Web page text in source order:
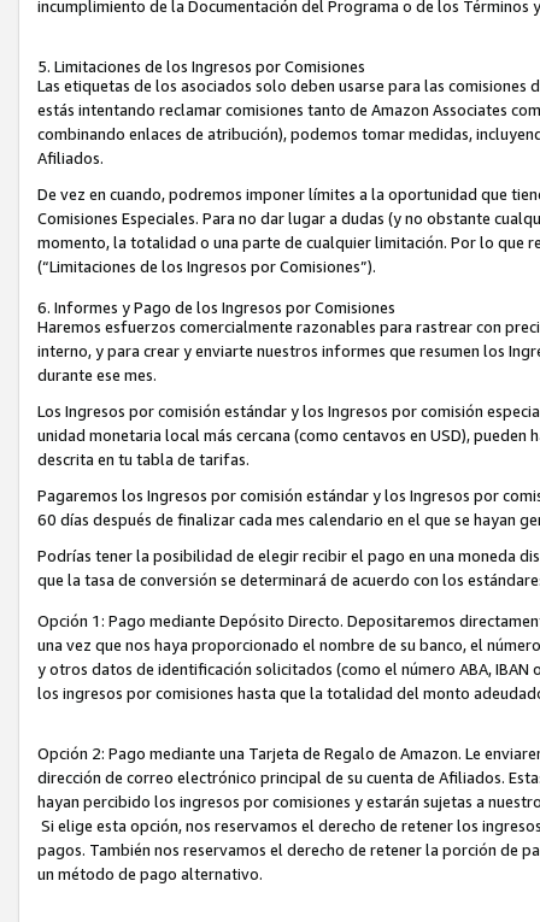
incumplimiento de la Documentación del Programa o de los Términos
5. Limitaciones de los Ingresos por Comisiones
Las etiquetas de los asociados solo deben usarse para las
estás intentando reclamar comisiones tanto de Amazon Associates
combinando enlaces de atribución), podemos tomar medidas,
Afiliados.
De vez en cuando, podremos imponer límites a la oportunidad que
Comisiones Especiales. Para no dar lugar a dudas (y no obstante
momento, la totalidad o una parte de cualquier limitación. Por lo que
(“Limitaciones de los Ingresos por Comisiones”).
6. Informes y Pago de los Ingresos por Comisiones
Haremos esfuerzos comercialmente razonables para rastrear con
interno, y para crear y enviarte nuestros informes que resumen los
durante ese mes.
Los Ingresos por comisión estándar y los Ingresos por comisión
unidad monetaria local más cercana (como centavos en USD),
descrita en tu tabla de tarifas.
Pagaremos los Ingresos por comisión estándar y los Ingresos por
60 días después de finalizar cada mes calendario en el que se hayan
Podrías tener la posibilidad de elegir recibir el pago en una moneda
que la tasa de conversión se determinará de acuerdo con los
Opción 1: Pago mediante Depósito Directo. Depositaremos
una vez que nos haya proporcionado el nombre de su banco, el
y otros datos de identificación solicitados (como el número ABA,
los ingresos por comisiones hasta que la totalidad del monto
Opción 2: Pago mediante una Tarjeta de Regalo de Amazon. Le
dirección de correo electrónico principal de su cuenta de Afiliados.
hayan percibido los ingresos por comisiones y estarán sujetas a
Si elige esta opción, nos reservamos el derecho de retener los
pagos. También nos reservamos el derecho de retener la porción de
un método de pago alternativo.